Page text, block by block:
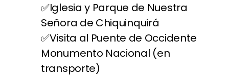
Iglesia y Parque de Nuestra
Señora de Chiquinquirá
Visita al Puente de Occidente
Monumento Nacional (en
transporte)